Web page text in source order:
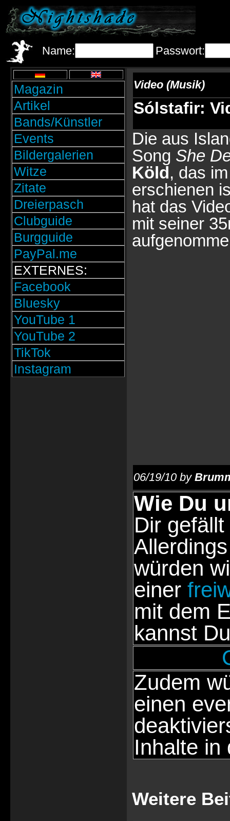
Name: Passwort:
Magazin
Artikel
Bands/Künstler
Events
Bildergalerien
Witze
Zitate
Dreierpasch
Clubguide
Burgguide
PayPal.me
EXTERNES:
Facebook
Bluesky
YouTube 1
YouTube 2
TikTok
Instagram
Video (Musik)
Sólstafir:
Die aus
Song She
Köld, das
erschienen
hat das
mit seiner
06/19/10 by
Wie Du
Dir
würden
einer
mit dem
kannst
Zudem
einen
Inhalte in
Weitere